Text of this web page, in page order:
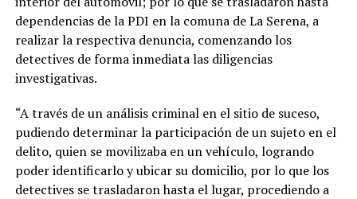
dependencias de la PDI en la comuna de La Serena, a
realizar la respectiva denuncia, comenzando los
detectives de forma inmediata las diligencias
investigativas.
“A través de un análisis criminal en el sitio de suceso,
pudiendo determinar la participación de un sujeto en el
delito, quien se movilizaba en un vehículo, logrando
poder identificarlo y ubicar su domicilio, por lo que los
detectives se trasladaron hasta el lugar, procediendo a